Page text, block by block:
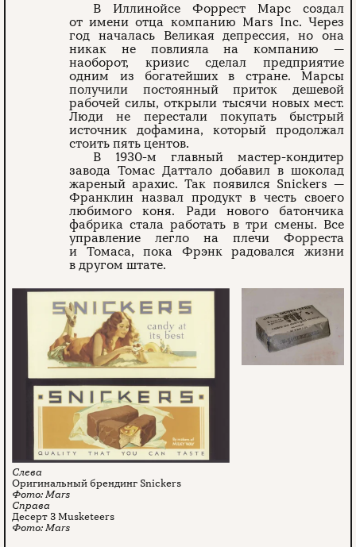
В Иллинойсе Форрест Марс создал
от имени отца компанию Mars Inc. Через
год началась Великая депрессия, но она
никак не повлияла на компанию —
наоборот, кризис сделал предприятие
одним из богатейших в стране. Марсы
получили постоянный приток дешевой
рабочей силы, открыли тысячи новых мест.
Люди не перестали покупать быстрый
источник дофамина, который продолжал
стоить пять центов.
В 1930-м главный мастер-кондитер
завода Томас Даттало добавил в шоколад
жареный арахис. Так появился Snickers —
Франклин назвал продукт в честь своего
любимого коня. Ради нового батончика
фабрика стала работать в три смены. Все
управление легло на плечи Форреста
и Томаса, пока Фрэнк радовался жизни
в другом штате.
Оригинальный брендинг Snickers
Mars
Десерт 3 Musketeers
Mars